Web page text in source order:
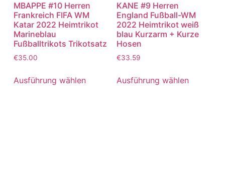
MBAPPE #10 Herren
Frankreich FIFA WM
Katar 2022 Heimtrikot
Marineblau
Fußballtrikots Trikotsatz
€35.00
Ausführung wählen
KANE #9 Herren
England Fußball-WM
2022 Heimtrikot weiß
blau Kurzarm + Kurze
Hosen
€33.59
Ausführung wählen